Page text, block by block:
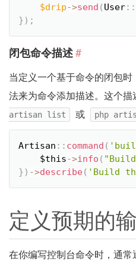
$drip->send ( User::
} ) ;
闭包命令描述#
当定义一个基于命令的闭包时
法来为命令添加描述。这个
artisan list
或 php
Artisan :: command (
$this->info (
} ) ->describe( 'Build
定义预期的
在你编写控制台命令时，通